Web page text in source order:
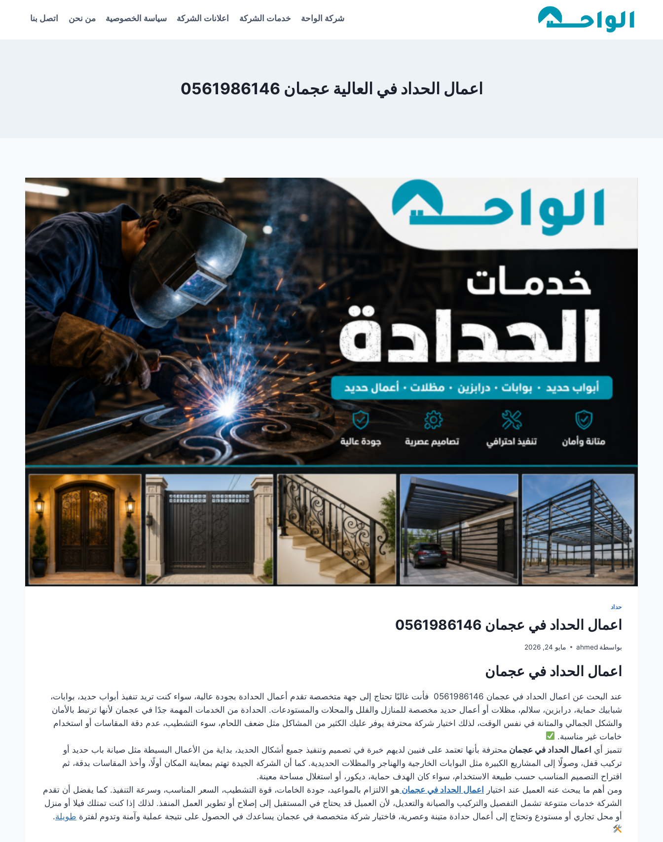
شركة الواحة خدمات الشركة اعلانات الشركة سياسة الخصوصية من نحن اتصل بنا
اعمال الحداد في العالية عجمان 0561986146
حداد
اعمال الحداد في عجمان 0561986146
بواسطة ahmed مايو 24, 2026
اعمال الحداد في عجمان
عند البحث عن اعمال الحداد في عجمان 0561986146 فأنت غالبًا تحتاج إلى جهة متخصصة تقدم أعمال الحدادة بجودة عالية، سواء كنت تريد تنفيذ أبواب حديد، بوابات،
شبابيك حماية، درابزين، سلالم، مظلات أو أعمال حديد مخصصة للمنازل والفلل والمحلات والمستودعات. الحدادة من الخدمات المهمة جدًا في عجمان لأنها ترتبط بالأمان
والشكل الجمالي والمتانة في نفس الوقت، لذلك اختيار شركة محترفة يوفر عليك الكثير من المشاكل مثل ضعف اللحام، سوء التشطيب، عدم دقة المقاسات أو استخدام
خامات غير مناسبة.
تتميز أي اعمال الحداد في عجمان محترفة بأنها تعتمد على فنيين لديهم خبرة في تصميم وتنفيذ جميع أشكال الحديد، بداية من الأعمال البسيطة مثل صيانة باب حديد أو
تركيب قفل، وصولًا إلى المشاريع الكبيرة مثل البوابات الخارجية والهناجر والمظلات الحديدية. كما أن الشركة الجيدة تهتم بمعاينة المكان أولًا، وأخذ المقاسات بدقة، ثم
اقتراح التصميم المناسب حسب طبيعة الاستخدام، سواء كان الهدف حماية، ديكور، أو استغلال مساحة معينة.
ومن أهم ما يبحث عنه العميل عند اختيار اعمال الحداد في عجمان هو الالتزام بالمواعيد، جودة الخامات، قوة التشطيب، السعر المناسب، وسرعة التنفيذ. كما يفضل أن تقدم
الشركة خدمات متنوعة تشمل التفصيل والتركيب والصيانة والتعديل، لأن العميل قد يحتاج في المستقبل إلى إصلاح أو تطوير العمل المنفذ. لذلك إذا كنت تمتلك فيلا أو منزل
أو محل تجاري أو مستودع وتحتاج إلى أعمال حدادة متينة وعصرية، فاختيار شركة متخصصة في عجمان يساعدك في الحصول على نتيجة عملية وآمنة وتدوم لفترة طويلة.